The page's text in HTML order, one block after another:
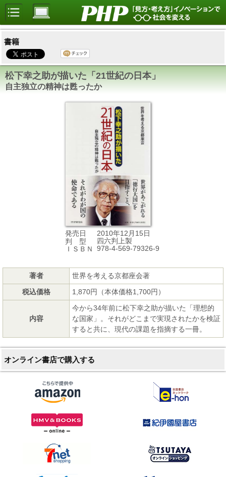
書籍
松下幸之助が描いた「21世紀の日本」
自主独立の精神は甦ったか
発売日
2010年12月15日
判 型
四六判上製
ＩＳＢＮ
978-4-569-79326-9
著者
世界を考える京都座会著
税込価格
1,870円（本体価格1,700円）
内容
今から34年前に松下幸之助が描いた「理想的
な国家」。それがどこまで実現されたかを検証
すると共に、現代の課題を指摘する一冊。
オンライン書店で購入する